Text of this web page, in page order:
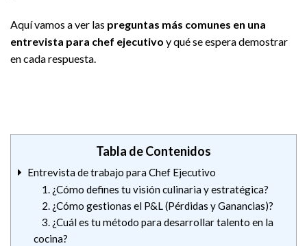
Aquí vamos a ver las preguntas más comunes en una
entrevista para chef ejecutivo y qué se espera demostrar
en cada respuesta.
Tabla de Contenidos
Entrevista de trabajo para Chef Ejecutivo
1. ¿Cómo defines tu visión culinaria y estratégica?
2. ¿Cómo gestionas el P&L (Pérdidas y Ganancias)?
3. ¿Cuál es tu método para desarrollar talento en la
cocina?